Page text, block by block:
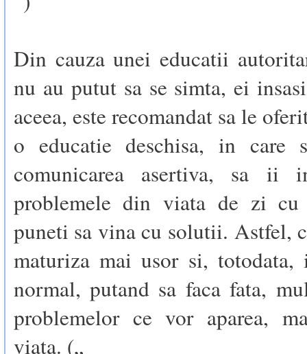
Din cauza unei educatii
nu au putut sa se simta, ei
aceea, este recomandat sa le
o educatie deschisa, in care
comunicarea asertiva, sa ii
problemele din viata de zi
puneti sa vina cu solutii. Astfel,
maturiza mai usor si,
normal, putand sa faca fata,
problemelor ce vor aparea,
viata. („